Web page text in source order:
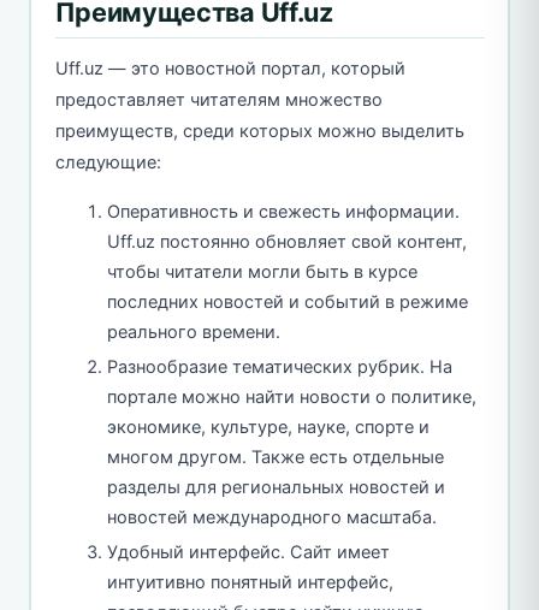
Преимущества Uff.uz
Uff.uz — это новостной портал, который
предоставляет читателям множество
преимуществ, среди которых можно выделить
следующие:
Оперативность и свежесть информации.
Uff.uz постоянно обновляет свой контент,
чтобы читатели могли быть в курсе
последних новостей и событий в режиме
реального времени.
Разнообразие тематических рубрик. На
портале можно найти новости о политике,
экономике, культуре, науке, спорте и
многом другом. Также есть отдельные
разделы для региональных новостей и
новостей международного масштаба.
Удобный интерфейс. Сайт имеет
интуитивно понятный интерфейс,